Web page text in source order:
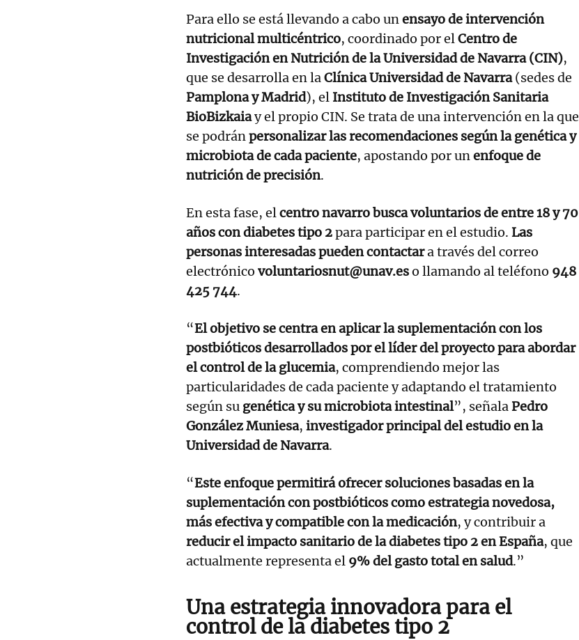
Para ello se está llevando a cabo unensayo de intervención
nutricional multicéntrico, coordinado por elCentro de
Investigación en Nutrición de la Universidad de Navarra (CIN),
que se desarrolla en laClínica Universidad de Navarra(sedes de
Pamplona y Madrid), el Instituto de Investigación Sanitaria
BioBizkaiay el propio CIN. Se trata de una intervención en la que
se podránpersonalizar las recomendaciones según la genética y
microbiota de cada paciente, apostando por unenfoque de
nutrición de precisión.
En esta fase, elcentro navarro busca voluntarios de entre 18 y 70
años con diabetes tipo 2para participar en el estudio. Las
personas interesadas pueden contactara través del correo
electrónico voluntariosnut@unav.eso llamando al teléfono 948
425 744.
“El objetivo se centra en aplicar la suplementación con los
postbióticos desarrollados por el líder del proyecto para abordar
el control de la glucemia, comprendiendo mejor las
particularidades de cada paciente y adaptando el tratamiento
según su genética y su microbiota intestinal”, señalaPedro
González Muniesa, investigador principal del estudio en la
Universidad de Navarra.
“Este enfoque permitirá ofrecer soluciones basadas en la
suplementación con postbióticos como estrategia novedosa,
más efectiva y compatible con la medicación, y contribuir a
reducir el impacto sanitario de la diabetes tipo 2 en España, que
actualmente representa el 9% del gasto total en salud.”
Una estrategia innovadora para el
control de la diabetes tipo 2